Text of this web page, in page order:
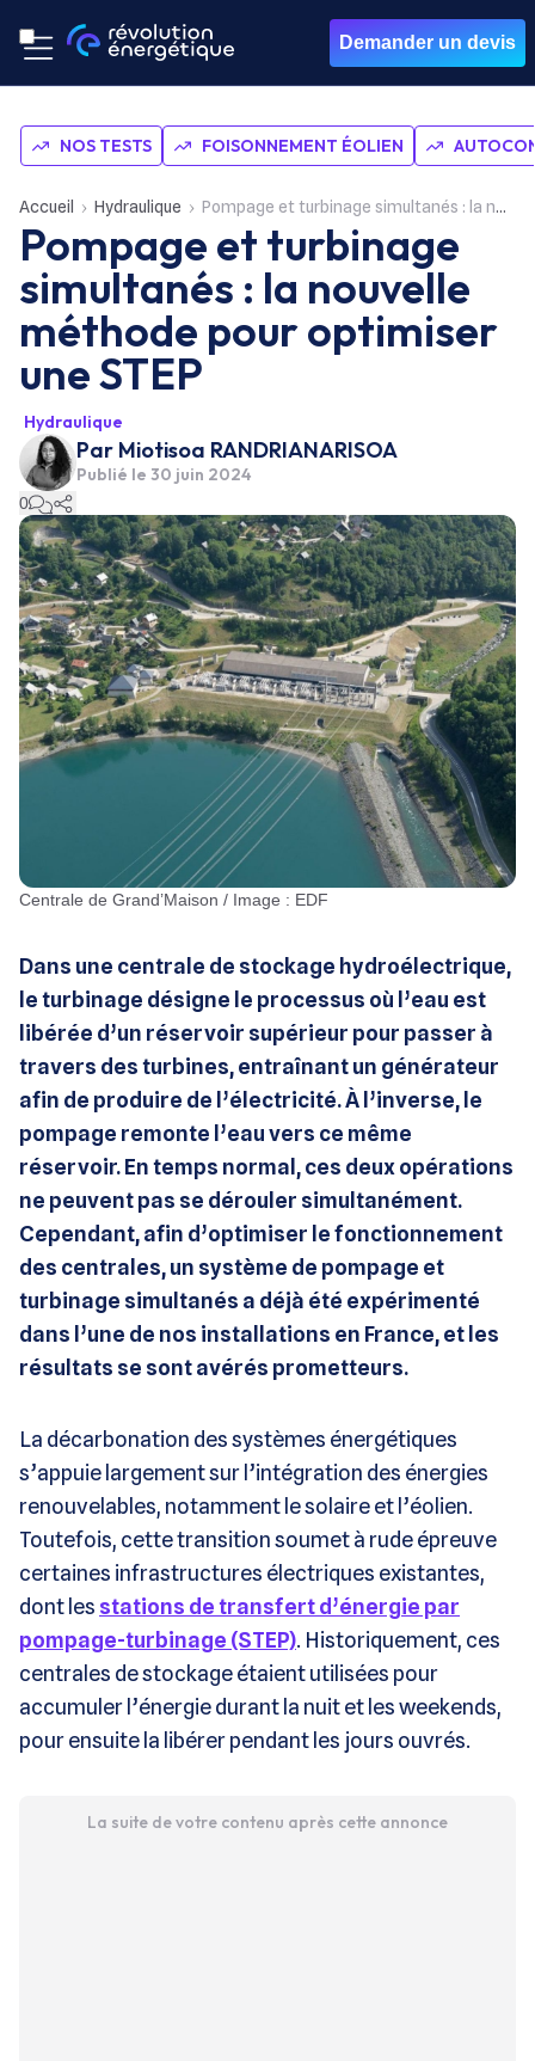
Demander un devis
NOS TESTS FOISONNEMENT ÉOLIEN
Accueil Hydraulique Pompage et turbinage simultanés : la nouvelle méthode pour optimiser une STEP
Pompage et turbinage
simultanés : la nouvelle
méthode pour optimiser
une STEP
Hydraulique
Par Miotisoa RANDRIANARISOA
Publié le 30 juin 2024
0
Centrale de Grand’Maison / Image : EDF
Dans une centrale de stockage hydroélectrique,
le turbinage désigne le processus où l’eau est
libérée d’un réservoir supérieur pour passer à
travers des turbines, entraînant un générateur
afin de produire de l’électricité. À l’inverse, le
pompage remonte l’eau vers ce même
réservoir. En temps normal, ces deux opérations
ne peuvent pas se dérouler simultanément.
Cependant, afin d’optimiser le fonctionnement
des centrales, un système de pompage et
turbinage simultanés a déjà été expérimenté
dans l’une de nos installations en France, et les
résultats se sont avérés prometteurs.
La décarbonation des systèmes énergétiques
s’appuie largement sur l’intégration des énergies
renouvelables, notamment le solaire et l’éolien.
Toutefois, cette transition soumet à rude épreuve
certaines infrastructures électriques existantes,
dont les stations de transfert d’énergie par
pompage-turbinage (STEP). Historiquement, ces
centrales de stockage étaient utilisées pour
accumuler l’énergie durant la nuit et les weekends,
pour ensuite la libérer pendant les jours ouvrés.
La suite de votre contenu après cette annonce